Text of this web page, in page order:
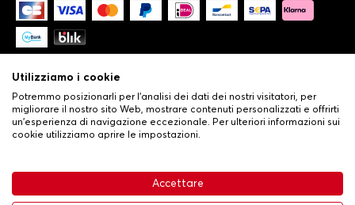
Condizioni generali di vendita•
Politica sulla privacy e sui cookie•Livraison
Utilizziamo i cookie
Potremmo posizionarli per l'analisi dei dati dei nostri visitatori, per
migliorare il nostro sito Web, mostrare contenuti personalizzati e offrirti
un'esperienza di navigazione eccezionale. Per ulteriori informazioni sui
cookie utilizziamo aprire le impostazioni.
Accettare